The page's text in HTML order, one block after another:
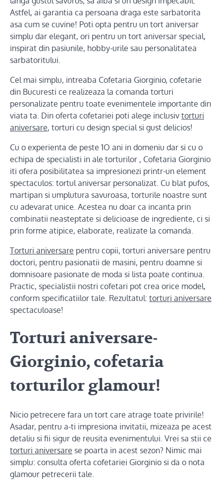
Astfel, ai garantia ca persoana draga este sarbatorita
asa cum se cuvine! Poti opta pentru un tort aniversar
simplu dar elegant, ori pentru un tort aniversar special,
inspirat din pasiunile, hobby-urile sau personalitatea
sarbatoritului.
Cel mai simplu, intreaba Cofetaria Giorginio, cofetarie
din Bucuresti ce realizeaza la comanda torturi
personalizate pentru toate evenimentele importante din
viata ta. Din oferta cofetariei poti alege inclusiv torturi
aniversare, torturi cu design special si gust delicios!
Cu o experienta de peste 1O ani in domeniu dar si cu o
echipa de specialisti in ale torturilor , Cofetaria Giorginio
iti ofera posibilitatea sa impresionezi printr-un element
spectaculos: tortul aniversar personalizat. Cu blat pufos,
martipan si umplutura savuroasa, torturile noastre sunt
cu adevarat unice. Acestea nu doar ca incanta prin
combinatii neasteptate si delicioase de ingrediente, ci si
prin forme atipice, elaborate, realizate la comanda.
Torturi aniversare pentru copii, torturi aniversare pentru
doctori, pentru pasionatii de masini, pentru doamne si
domnisoare pasionate de moda si lista poate continua.
Practic, specialistii nostri cofetari pot crea orice model,
conform specificatiilor tale. Rezultatul: torturi aniversare
spectaculoase!
Torturi aniversare-
Giorginio, cofetaria
torturilor glamour!
Nicio petrecere fara un tort care atrage toate privirile!
Asadar, pentru a-ti impresiona invitatii, mizeaza pe acest
detaliu si fii sigur de reusita evenimentului. Vrei sa stii ce
torturi aniversare se poarta in acest sezon? Nimic mai
simplu: consulta oferta cofetariei Giorginio si da o nota
glamour petrecerii tale.